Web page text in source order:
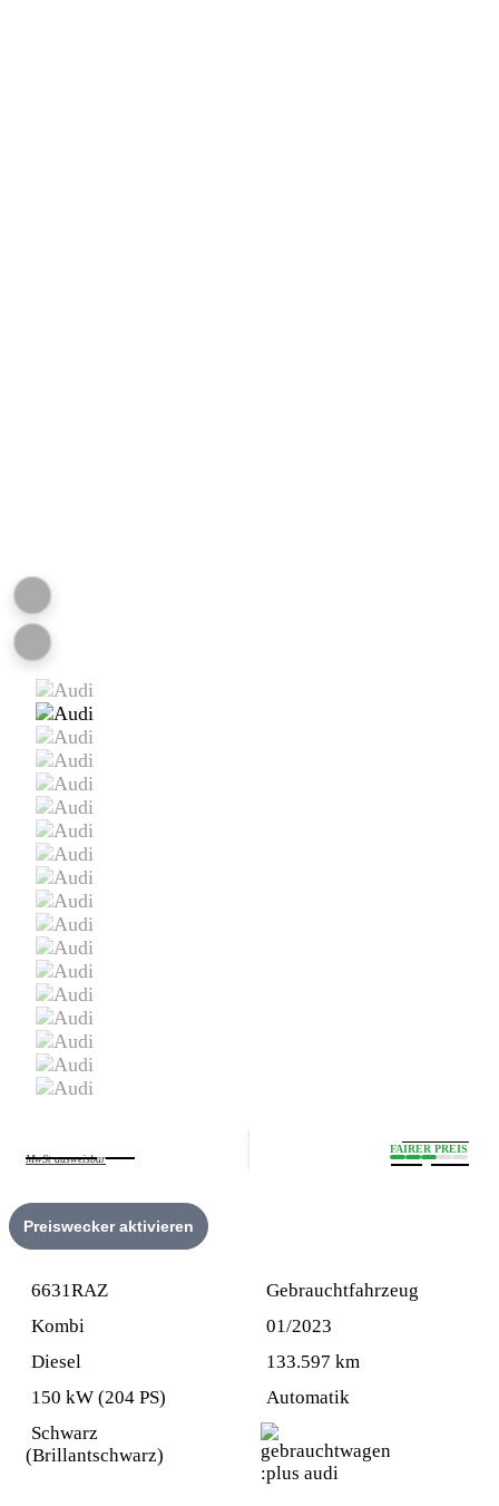
MwSt ausweisbar 293,44 €
FAIRER PREIS
Preiswecker aktivieren
6631RAZ
Gebrauchtfahrzeug
Kombi
01/2023
Diesel
133.597 km
150 kW (204 PS)
Automatik
Schwarz
(Brillantschwarz)